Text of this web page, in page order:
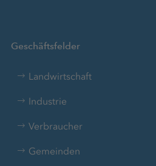
Geschäftsfelder
Landwirtschaft
Industrie
Verbraucher
Gemeinden